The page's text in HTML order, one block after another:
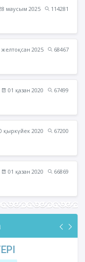
маусым 2025
114281
желтоқсан 2025
68467
01 қазан 2020
67499
қыркүйек 2020
67200
01 қазан 2020
66869